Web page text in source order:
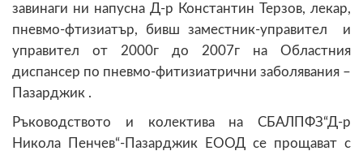
завинаги ни напусна Д-р Константин Терзов, лекар,
пневмо-фтизиатър, бивш заместник-управител и
управител от 2000г до 2007г на Областния
диспансер по пневмо-фитизиатрични заболявания –
Пазарджик .
Ръководството и колектива на СБАЛПФЗ“Д-р
Никола Пенчев“-Пазарджик ЕООД се прощават с